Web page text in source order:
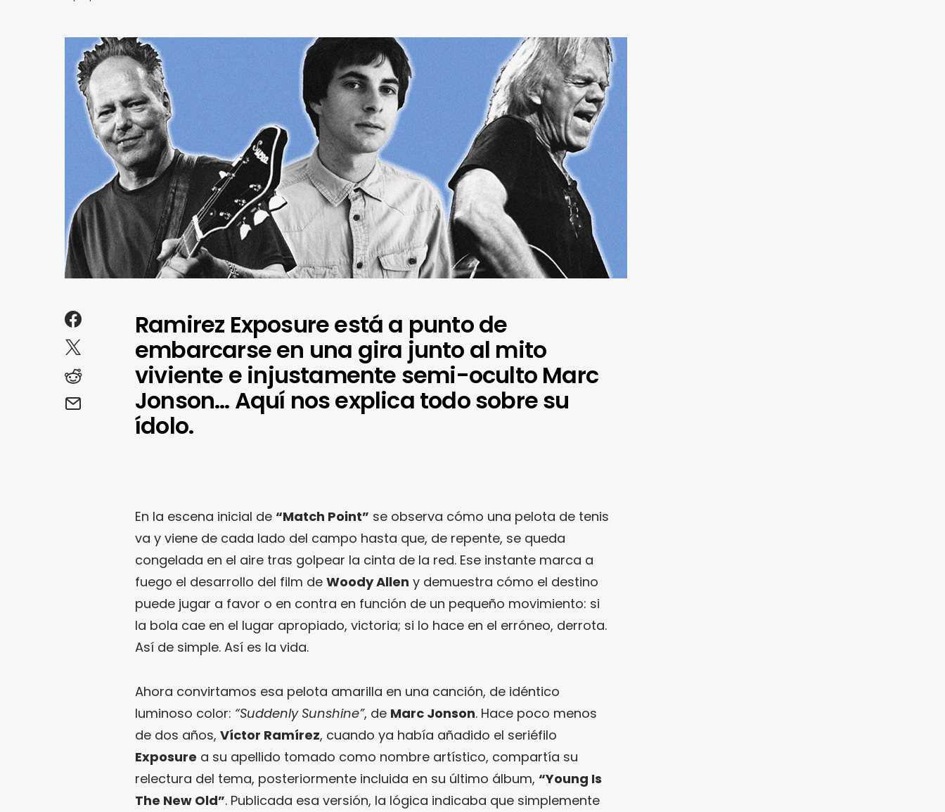
Ramirez Exposure está a punto de
embarcarse en una gira junto al mito
viviente e injustamente semi-oculto Marc
Jonson… Aquí nos explica todo sobre su
ídolo.
En la escena inicial de “Match Point” se observa cómo una pelota de tenis
va y viene de cada lado del campo hasta que, de repente, se queda
congelada en el aire tras golpear la cinta de la red. Ese instante marca a
fuego el desarrollo del film de Woody Allen y demuestra cómo el destino
puede jugar a favor o en contra en función de un pequeño movimiento: si
la bola cae en el lugar apropiado, victoria; si lo hace en el erróneo, derrota.
Así de simple. Así es la vida.
Ahora convirtamos esa pelota amarilla en una canción, de idéntico
luminoso color: “Suddenly Sunshine”, de Marc Jonson. Hace poco menos
de dos años, Víctor Ramírez, cuando ya había añadido el seriéfilo
Exposure a su apellido tomado como nombre artístico, compartía su
relectura del tema, posteriormente incluida en su último álbum, “Young Is
The New Old”. Publicada esa versión, la lógica indicaba que simplemente